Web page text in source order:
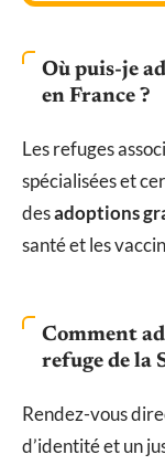
Où puis-je
en France ?
Les refuges
spécialisées et
desadoptions
santé et les
Comment
refuge de la
Rendez-vous
d’identité et un